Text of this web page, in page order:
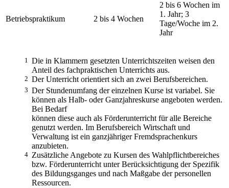
Betriebspraktikum 2 bis 4 Wochen
2 bis 6 Wochen im
1. Jahr; 3
Tage/Woche im 2.
Jahr
1 Die in Klammern gesetzten Unterrichtszeiten weisen den
Anteil des fachpraktischen Unterrichts aus.
2 Der Unterricht orientiert sich an zwei Berufsbereichen.
3 Der Stundenumfang der einzelnen Kurse ist variabel. Sie
können als Halb- oder Ganzjahreskurse angeboten werden.
Bei Bedarf
können diese auch als Förderunterricht für alle Bereiche
genutzt werden. Im Berufsbereich Wirtschaft und
Verwaltung ist ein ganzjähriger Fremdsprachenkurs
anzubieten.
4 Zusätzliche Angebote zu Kursen des Wahlpflichtbereiches
bzw. Förderunterricht unter Berücksichtigung der Spezifik
des Bildungsganges und nach Maßgabe der personellen
Ressourcen.